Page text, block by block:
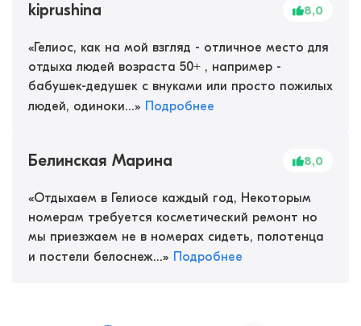
kiprushina 8,0
«Гелиос, как на мой взгляд - отличное место для
отдыха людей возраста 50+ , например -
бабушек-дедушек с внуками или просто пожилых
людей, одиноки...» Подробнее
Белинская Марина 8,0
«Отдыхаем в Гелиосе каждый год, Некоторым
номерам требуется косметический ремонт но
мы приезжаем не в номерах сидеть, полотенца
и постели белоснеж...» Подробнее